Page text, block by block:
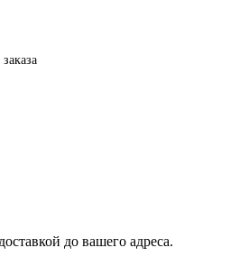
до вашего адреса.